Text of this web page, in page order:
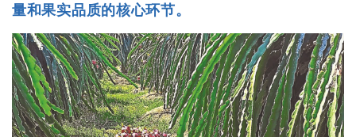
量和果实品质的核心环节。